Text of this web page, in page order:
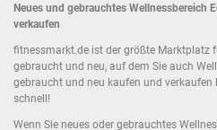
Neues und gebrauchtes Wellnessbereich
verkaufen
fitnessmarkt.de ist der größte Marktplatz
gebraucht und neu, auf dem Sie auch
gebraucht und neu kaufen und
schnell!
Wenn Sie neues oder gebrauchtes